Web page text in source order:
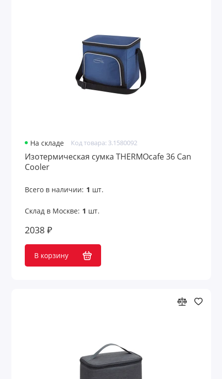
На складе Код товара: 3.1580092
Изотермическая сумка THERMOcafe 36 Can
Cooler
Всего в наличии: 1 шт.
Склад в Москве: 1 шт.
2038 ₽
В корзину